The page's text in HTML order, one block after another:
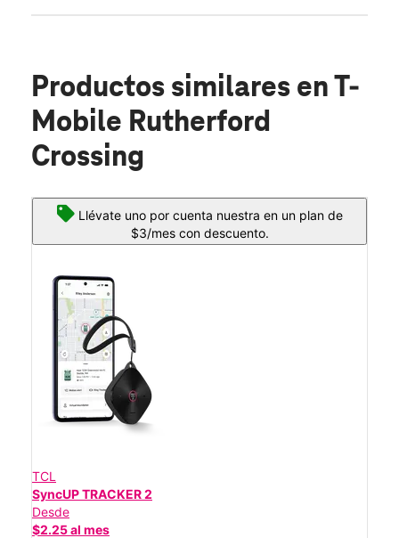
Productos similares en T-
Mobile Rutherford
Crossing
Llévate uno por cuenta nuestra en un plan de
$3/mes con descuento.
TCL
SyncUP TRACKER 2
Desde
$2.25 al mes